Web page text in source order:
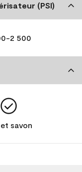
(PSI)
2 500
et savon